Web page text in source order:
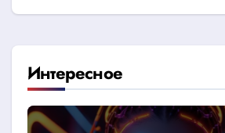
Интересное